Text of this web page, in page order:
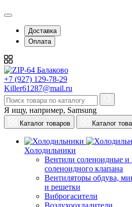
Доставка
Оплата
+7 (927) 129-78-29
Killer61287@mail.ru
Я ищу, например, Samsung
Каталог товаров Каталог
Холодильники
Вентили соленоидные
соленоидного клапана
Вентиляторы обдува,
и решетки
Виброгасители
Воздухоохладители